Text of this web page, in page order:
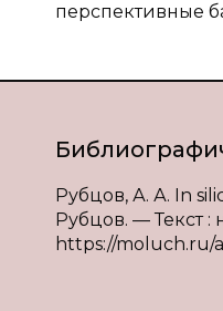
перспективные
Рубцов, А. А. In
Рубцов. — Текст
https://moluch.ru/